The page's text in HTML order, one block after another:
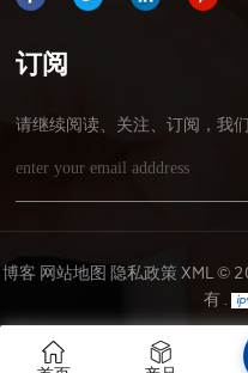
订阅
请继续阅读、关注、订阅，我
博客 网站地图 隐私政策 XML©
有 .